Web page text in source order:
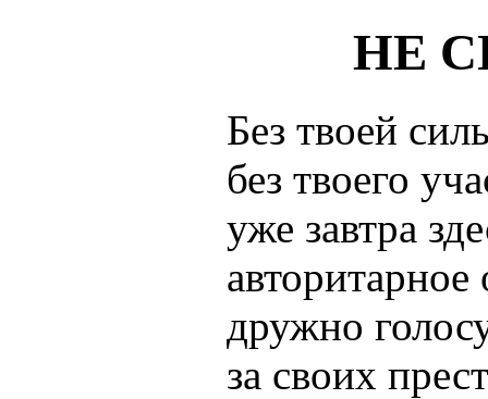
НЕ
Без твоей
без твоего
уже завтра
дружно
за своих